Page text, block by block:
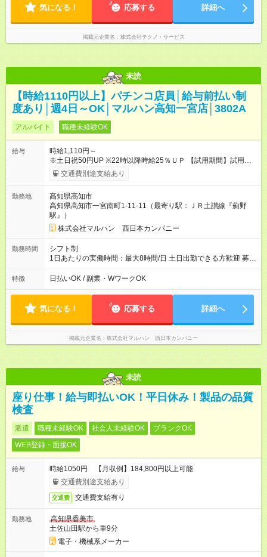
気になる！ 応募する 詳細へ
掲載元企業名 株式会社テクノ・サービス
未読
【時給1110円以上】パチンコ店員│給与前払い制
度あり│週4日～OK│マルハン高知一宮店│3802A
アルバイト 職種未経験OK
給与
時給1,110円～
※土日祝50円UP ※22時以降時給25％ＵＰ 【試用期間】試用期
間なし交通費別途支給あり
勤務地
高知県高知市
高知県高知市一宮南町1-11-11（最寄り駅：ＪＲ土讃線『薊野
駅』）
株式会社マルハン 西日本カンパニー
勤務時間
シフト制
1日あたりの実働時間：最大8時間/日 土日出勤できる方歓迎 募集
時間帯：8:00-17:00/15:30-24:30 詳しくは下記お問い合わせ電話
番号へご連絡ください。 0120-314-508(9時～20時土日祝も受
特徴 日払いOK / 副業・WワークOK
気になる！ 応募する 詳細へ
掲載元企業名 株式会社マルハン 西日本カンパニー
未読
座り仕事！給与即払いOK！平日休み！製品の品質
検査
派遣 職種未経験OK 社会人未経験OK
ブランクOK
WEB登録・面接OK
給与
時給1050円 【月収例】184,800円以上可能
交通費別途支給あり
交通費 交通費支給有り
勤務地
高知県香美市
土佐山田駅から車9分
電子・機械系メーカー